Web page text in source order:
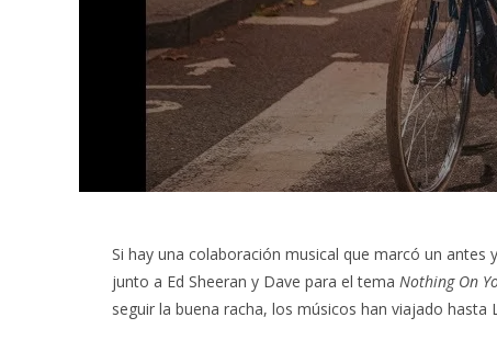
Si hay una colaboración musical que marcó un antes
junto a Ed Sheeran y Dave para el tema Nothing On
seguir la buena racha, los músicos han viajado